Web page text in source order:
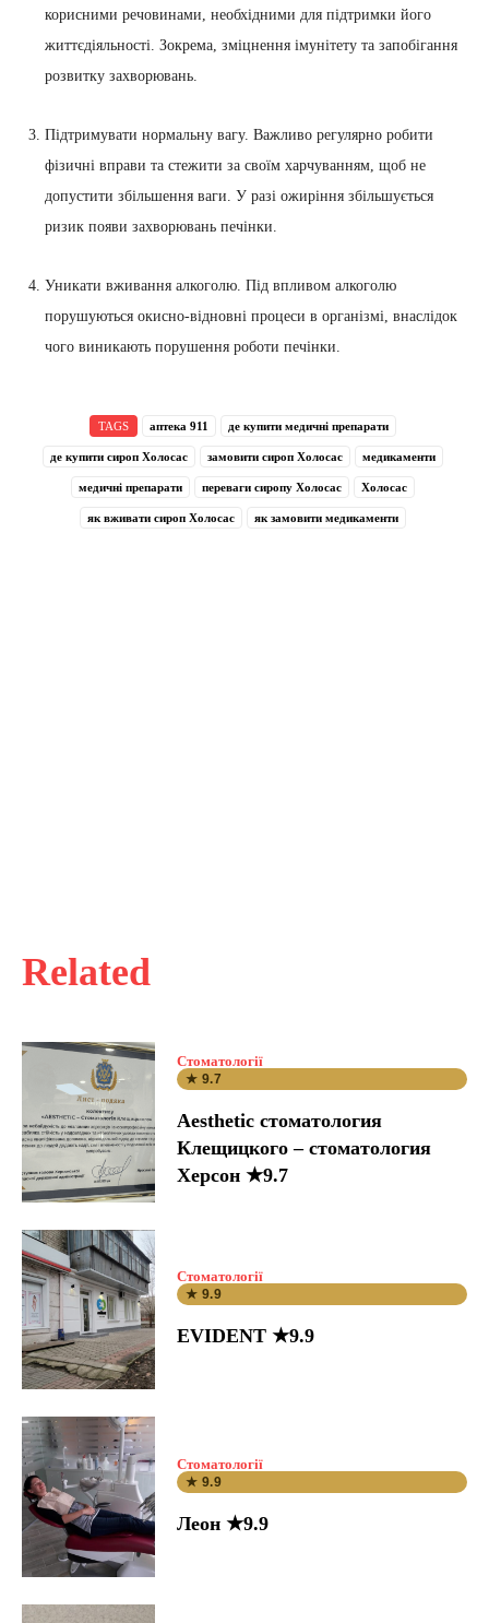
Related
Стоматології
★ 9.7
Aesthetic стоматология
Клещицкого – стоматология
Херсон ★9.7
Стоматології
★ 9.9
EVIDENT ★9.9
Стоматології
★ 9.9
Леон ★9.9
корисними речовинами, необхідними для підтримки його
життєдіяльності. Зокрема, зміцнення імунітету та запобігання
розвитку захворювань.
Підтримувати нормальну вагу. Важливо регулярно робити
фізичні вправи та стежити за своїм харчуванням, щоб не
допустити збільшення ваги. У разі ожиріння збільшується
ризик появи захворювань печінки.
Уникати вживання алкоголю. Під впливом алкоголю
порушуються окисно-відновні процеси в організмі, внаслідок
чого виникають порушення роботи печінки.
TAGS аптека 911 де купити медичні препарати
де купити сироп Холосас замовити сироп Холосас медикаменти
медичні препарати переваги сиропу Холосас Холосас
як вживати сироп Холосас як замовити медикаменти